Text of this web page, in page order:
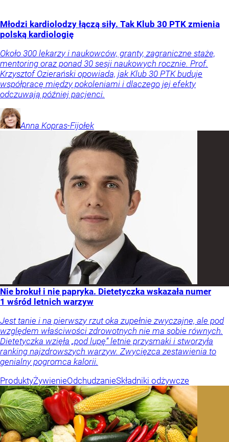
Młodzi kardiolodzy łączą siły. Tak Klub 30 PTK zmienia
polską kardiologię
Około 300 lekarzy i naukowców, granty, zagraniczne staże,
mentoring oraz ponad 30 sesji naukowych rocznie. Prof.
Krzysztof Ozierański opowiada, jak Klub 30 PTK buduje
współpracę między pokoleniami i dlaczego jej efekty
odczuwają później pacjenci.
Anna Kopras-Fijołek
Nie brokuł i nie papryka. Dietetyczka wskazała numer
1 wśród letnich warzyw
Jest tanie i na pierwszy rzut oka zupełnie zwyczajne, ale pod
względem właściwości zdrowotnych nie ma sobie równych.
Dietetyczka wzięła „pod lupę” letnie przysmaki i stworzyła
ranking najzdrowszych warzyw. Zwycięzca zestawienia to
genialny pogromca kalorii.
ProduktyŻywienieOdchudzanieSkładniki odżywcze